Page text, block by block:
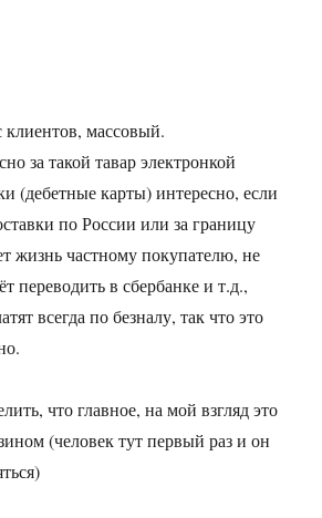
массовый.
за такой тавар электронкой
(дебетные карты) интересно, если
по России или за границу
жизнь частному покупателю, не
переводить в сбербанке и т.д.,
всегда по безналу, так что это
что главное, на мой взгляд это
(человек тут первый раз и он